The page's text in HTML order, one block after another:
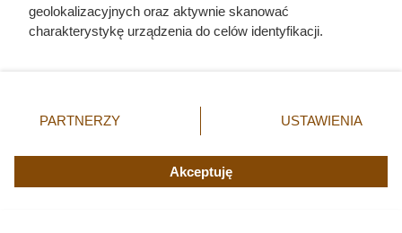
Nie harówka była najgorsza.
Prawdziwy koszmar chłopek
zaczynał się po zamknięciu drzwi
geolokalizacyjnych oraz aktywnie skanować
charakterystykę urządzenia do celów identyfikacji.
zmienić/wycofać klikając przycisk ustawień prywatności
znajdujący się w lewym dolnym rogu strony. Niektóre
użytkownika, ale masz prawo sprzeciwić się takiemu
przetwarzaniu. Preferencje będą miały zastosowania tylko
PARTNERZY USTAWIENIA
Akceptuję